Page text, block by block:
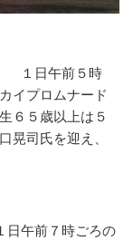
１日午前５時
イプロムナード
６５歳以上は５
晃司氏を迎え、
午前７時ごろの